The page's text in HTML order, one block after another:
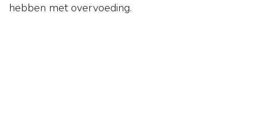
hebben met overvoeding.